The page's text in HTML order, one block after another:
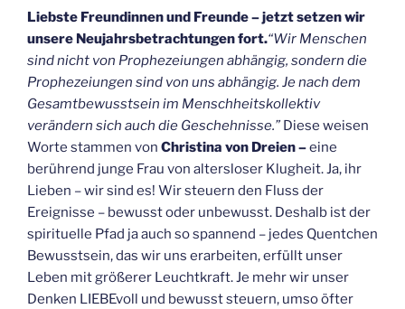
Liebste Freundinnen und Freunde – jetzt setzen wir
unsere Neujahrsbetrachtungen fort.“Wir Menschen
sind nicht von Prophezeiungen abhängig, sondern die
Prophezeiungen sind von uns abhängig. Je nach dem
Gesamtbewusstsein im Menschheitskollektiv
verändern sich auch die Geschehnisse.”Diese weisen
Worte stammen von Christina von Dreien –eine
berührend junge Frau von altersloser Klugheit. Ja, ihr
Lieben – wir sind es! Wir steuern den Fluss der
Ereignisse – bewusst oder unbewusst. Deshalb ist der
spirituelle Pfad ja auch so spannend – jedes Quentchen
Bewusstsein, das wir uns erarbeiten, erfüllt unser
Leben mit größerer Leuchtkraft. Je mehr wir unser
Denken LIEBEvoll und bewusst steuern, umso öfter